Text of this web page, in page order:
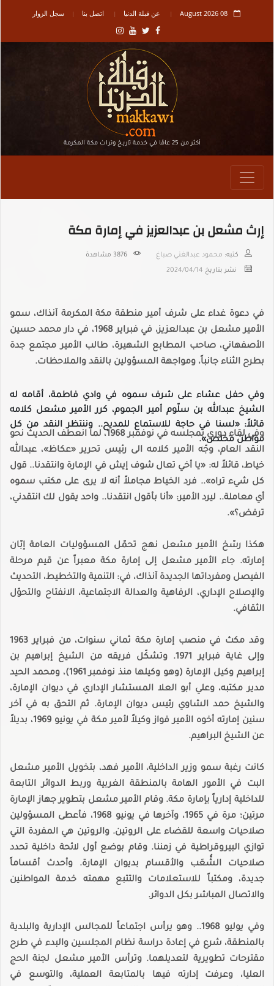
08 August 2026 عن قبلة الدنيا اتصل بنا سجل الزوار
أكثر من 25 عامًا في خدمة تاريـخ وتراث مكة المكرمة
إرث مشعل بن عبدالعزيز في إمارة مكة
كتبه: محمود عبدالغني صباغ 3876 مشاهدة
نشر بتاريخ 2024/04/14
في دعوة غداء على شرف أمير منطقة مكة المكرمة آنذاك، سمو
الأمير مشعل بن عبدالعزيز، في فبراير 1968، في دار محمد حسين
الأصفهاني، صاحب المطابع الشهيرة، طالب الأمير مجتمع جدة
بطرح الثناء جانباً، ومواجهة المسؤولين بالنقد والملاحظات.
وفي حفل عشاء على شرف سموه في وادي فاطمة، أقامه له
الشيخ عبدالله بن سلّوم أمير الجموم، كرر الأمير مشعل كلامه
قائلاً: «لسنا في حاجة للاستماع للمديح.. وننتظر النقد من كل
مواطن مخلص».
وفي لقاء دوري بمجلسه في نوفمبر 1968، لما انعطف الحديث نحو
النقد العام، وجّه الأمير كلامه الى رئيس تحرير «عكاظ»، عبدالله
خياط، قائلاً له: «يا أخي تعال شوف إيش في الإمارة وانتقدنا.. قول
كل شيء تراه».. فرد الخياط مجاملاً أنه لا يرى على مكتب سموه
أي معاملة.. ليرد الأمير: «أنا بأقول انتقدنا.. واحد يقول لك انتقدني،
ترفض؟».
هكذا رسّخ الأمير مشعل نهج تحمّل المسؤوليات العامة إبّان
إمارته. جاء الأمير مشعل إلى إمارة مكة معبراً عن قيم مرحلة
الفيصل ومفرداتها الجديدة آنذاك، في: التنمية والتخطيط، التحديث
والإصلاح الإداري، الرفاهية والعدالة الاجتماعية، الانفتاح والتحوّل
الثقافي.
وقد مكث في منصب إمارة مكة ثماني سنوات، من فبراير 1963
وإلى غاية فبراير 1971. وتشكّل فريقه من الشيخ إبراهيم بن
إبراهيم وكيل الإمارة (وهو وكيلها منذ نوفمبر 1961)، ومحمد الحيد
مدير مكتبه، وعلي أبو العلا المستشار الإداري في ديوان الإمارة،
والشيخ حمد الشاوي رئيس ديوان الإمارة. ثم التحق به في آخر
سنين إمارته أخوه الأمير فواز وكيلاً لأمير مكة في يونيو 1969، بديلاً
عن الشيخ البراهيم.
كانت رغبة سمو وزير الداخلية، الأمير فهد، بتخويل الأمير مشعل
البت في الأمور الهامة بالمنطقة الغربية وربط الدوائر التابعة
للداخلية إدارياً بإمارة مكة. وقام الأمير مشعل بتطوير جهاز الإمارة
مرتين؛ مرة في 1965، وآخرها في يونيو 1968، فأعطى المسؤولين
صلاحيات واسعة للقضاء على الروتين. والروتين هي المفردة التي
توازي البيروقراطية في زمننا. وقام بوضع أول لائحة داخلية تحدد
صلاحيات الشُّعَب والأقسام بديوان الإمارة. وأحدث أقساماً
جديدة، ومكتباً للاستعلامات والتتبع مهمته خدمة المواطنين
والاتصال المباشر بكل الدوائر.
وفي يوليو 1968.. وهو يرأس اجتماعاً للمجالس الإدارية والبلدية
بالمنطقة، شرع في إعادة دراسة نظام المجلسين والبدء في طرح
مقترحات تطويرية لتعديلهما. وترأس الأمير مشعل لجنة الحج
العليا، وعرفت إدارته فيها بالمتابعة العملية، والتوسع في